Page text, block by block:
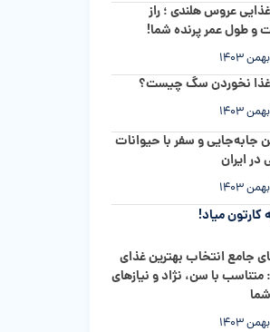
عروس هلندی ؛ راز
و طول عمر پرنده شما!
نخوردن سگ چیست؟
جابه‌جایی و سفر با حیوانات
در ایران
کارتون میاد!
جامع انتخاب بهترین غذای
با سن، نژاد و نیازهای